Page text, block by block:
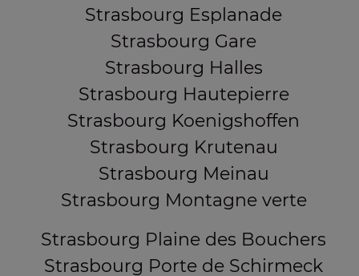
Strasbourg Esplanade
Strasbourg Gare
Strasbourg Halles
Strasbourg Hautepierre
Strasbourg Koenigshoffen
Strasbourg Krutenau
Strasbourg Meinau
Strasbourg Montagne verte
Strasbourg Plaine des Bouchers
Strasbourg Porte de Schirmeck